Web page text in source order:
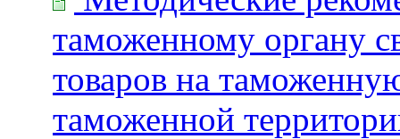
таможенному органу
товаров на
таможенной